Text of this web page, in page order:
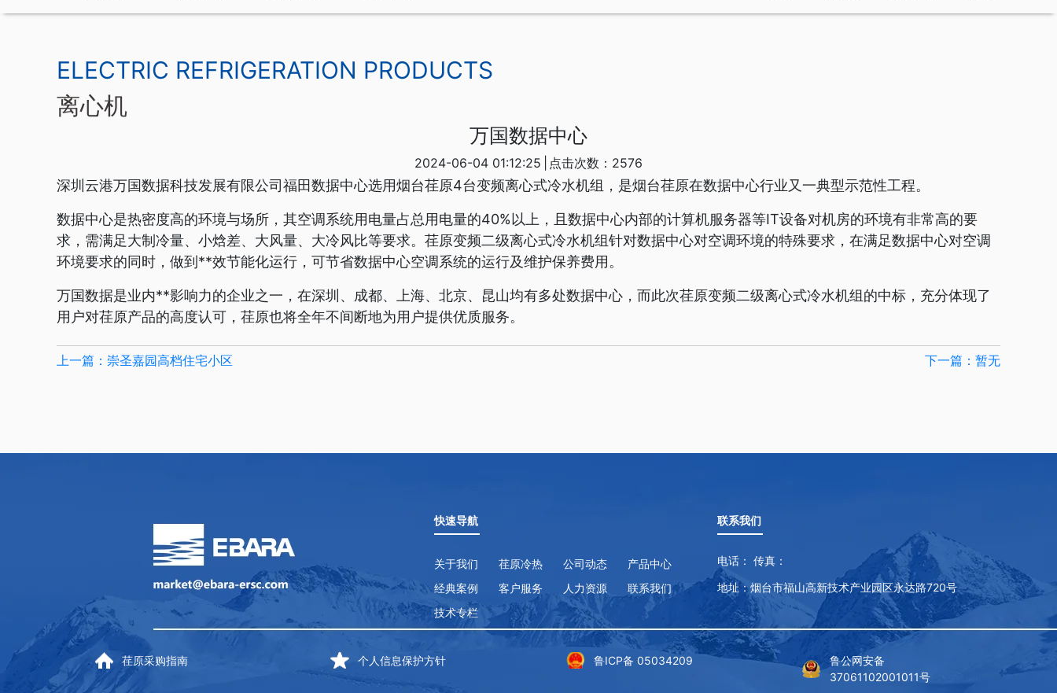
ELECTRIC REFRIGERATION PRODUCTS
离心机
万国数据中心
2024-06-04 01:12:25 点击次数：2576
深圳云港万国数据科技发展有限公司福田数据中心选用烟台荏原4台变频离心式冷水机组，是烟台荏原在数据中心行业又一典型示范性工程。
数据中心是热密度高的环境与场所，其空调系统用电量占总用电量的40%以上，且数据中心内部的计算机服务器等IT设备对机房的环境有非常高的要
求，需满足大制冷量、小焓差、大风量、大冷风比等要求。荏原变频二级离心式冷水机组针对数据中心对空调环境的特殊要求，在满足数据中心对空调
环境要求的同时，做到**效节能化运行，可节省数据中心空调系统的运行及维护保养费用。
万国数据是业内**影响力的企业之一，在深圳、成都、上海、北京、昆山均有多处数据中心，而此次荏原变频二级离心式冷水机组的中标，充分体现了
用户对荏原产品的高度认可，荏原也将全年不间断地为用户提供优质服务。
上一篇：崇圣嘉园高档住宅小区 下一篇：暂无
快速导航
关于我们 荏原冷热 公司动态
产品中心
经典案例
客户服务 人力资源
联系我们
技术专栏
联系我们
电话： 传真：
地址：烟台市福山高新技术产业园区永达路720号
荏原采购指南 个人信息保护方针 鲁ICP备 05034209
鲁公网安备
37061102001011号